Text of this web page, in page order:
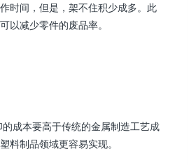
时间，但是，架不住积少成多。此
以减少零件的废品率。
成本要高于传统的金属制造工艺成
料制品领域更容易实现。